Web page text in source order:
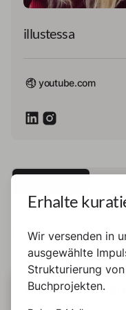
illustessa
youtube.com
Bücher
Buch
DIESE SEITE
Erhalte
Wir versenden in
ausgewählte
Strukturierung
Buchprojekten.